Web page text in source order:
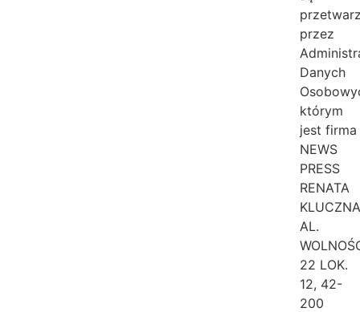
przez
Danych
którym
jest firma
NEWS
PRESS
RENATA
AL.
22 LOK.
12, 42-
200